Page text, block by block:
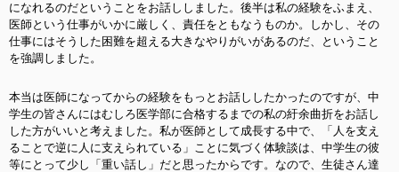
になれるのだということをお話ししました。後半は私の経験をふまえ、
医師という仕事がいかに厳しく、責任をともなうものか。しかし、その
仕事にはそうした困難を超える大きなやりがいがあるのだ、ということ
を強調しました。
本当は医師になってからの経験をもっとお話ししたかったのですが、中
学生の皆さんにはむしろ医学部に合格するまでの私の紆余曲折をお話し
した方がいいと考えました。私が医師として成長する中で、「人を支え
ることで逆に人に支えられている」ことに気づく体験談は、中学生の彼
等にとって少し「重い話し」だと思ったからです。なので、生徒さん達